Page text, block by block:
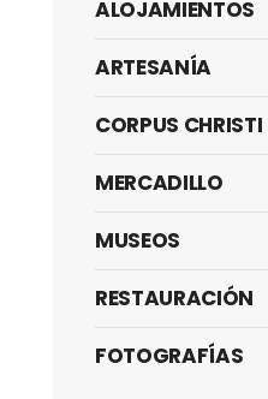
ALOJAMIENTOS
ARTESANÍA
CORPUS CHRISTI
MERCADILLO
MUSEOS
RESTAURACIÓN
FOTOGRAFÍAS